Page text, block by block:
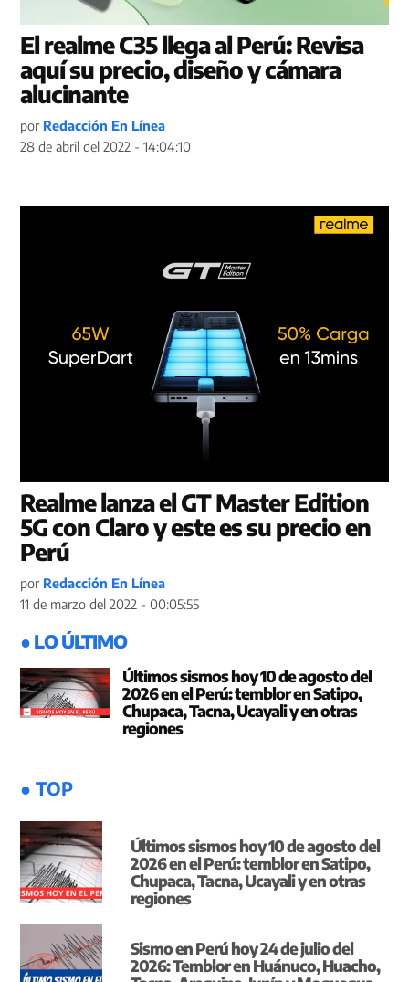
El realme C35 llega al Perú: Revisa
aquí su precio, diseño y cámara
alucinante
por Redacción En Línea
28 de abril del 2022 - 14:04:10
Realme lanza el GT Master Edition
5G con Claro y este es su precio en
Perú
por Redacción En Línea
11 de marzo del 2022 - 00:05:55
● LO ÚLTIMO
Últimos sismos hoy 10 de agosto del
2026 en el Perú: temblor en Satipo,
Chupaca, Tacna, Ucayali y en otras
regiones
● TOP
Últimos sismos hoy 10 de agosto del
2026 en el Perú: temblor en Satipo,
Chupaca, Tacna, Ucayali y en otras
regiones
Sismo en Perú hoy 24 de julio del
2026: Temblor en Huánuco, Huacho,